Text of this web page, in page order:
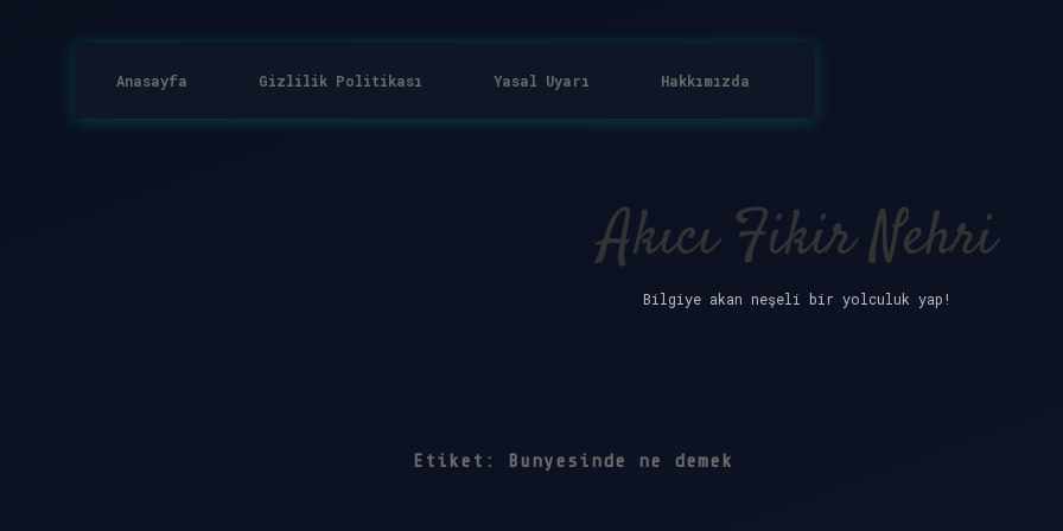
Anasayfa Gizlilik Politikası Yasal Uyarı Hakkımızda
Akıcı Fikir Nehri
Bilgiye akan neşeli bir yolculuk yap!
Etiket: Bunyesinde ne demek